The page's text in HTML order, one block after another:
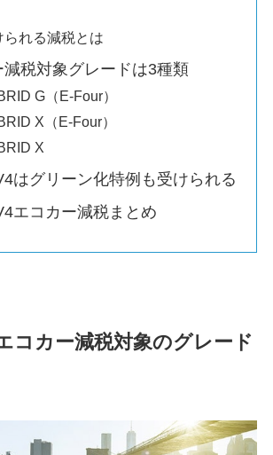
られる減税とは
減税対象グレードは3種類
G（E-Four）
X（E-Four）
X
はグリーン化特例も受けられる
エコカー減税まとめ
コカー減税対象のグレード